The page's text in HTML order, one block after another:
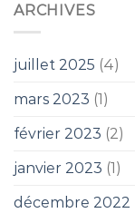
ARCHIVES
juillet 2025 (4)
mars 2023 (1)
février 2023 (2)
janvier 2023 (1)
décembre 2022